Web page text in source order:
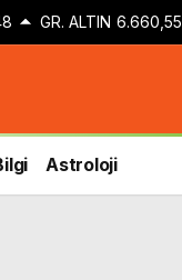
GR. ALTIN 6.660,55
Astroloji